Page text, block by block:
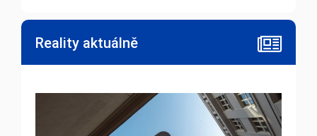
Reality aktuálně